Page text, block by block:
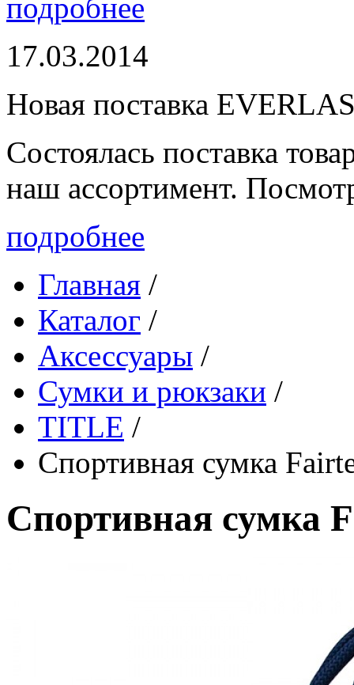
подробнее
17.03.2014
Новая поставка
Состоялась поставка
наш ассортимент.
подробнее
Главная /
Каталог /
Аксессуары /
Сумки и рюкзаки /
TITLE /
Спортивная сумка
Спортивная сумка